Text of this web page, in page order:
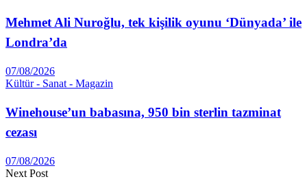
Mehmet Ali Nuroğlu, tek kişilik oyunu ‘Dünyada’ ile
Londra’da
07/08/2026
Kültür - Sanat - Magazin
Winehouse’un babasına, 950 bin sterlin tazminat
cezası
07/08/2026
Next Post